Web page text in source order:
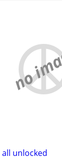
no
all unlocked